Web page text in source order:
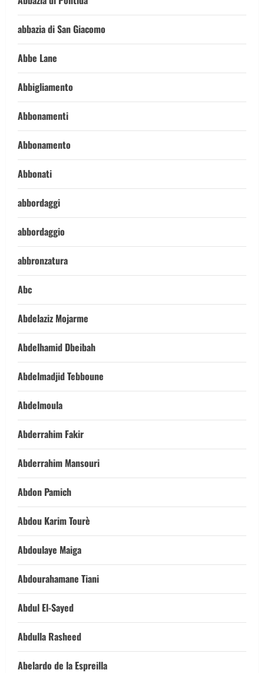
abbazia di San Giacomo
Abbe Lane
Abbigliamento
Abbonamenti
Abbonamento
Abbonati
abbordaggi
abbordaggio
abbronzatura
Abc
Abdelaziz Mojarme
Abdelhamid Dbeibah
Abdelmadjid Tebboune
Abdelmoula
Abderrahim Fakir
Abderrahim Mansouri
Abdon Pamich
Abdou Karim Tourè
Abdoulaye Maiga
Abdourahamane Tiani
Abdul El-Sayed
Abdulla Rasheed
Abelardo de la Espreilla